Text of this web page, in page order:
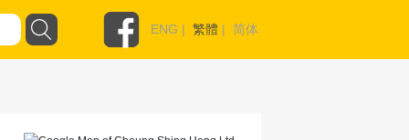
ENG | 繁體 | 简体